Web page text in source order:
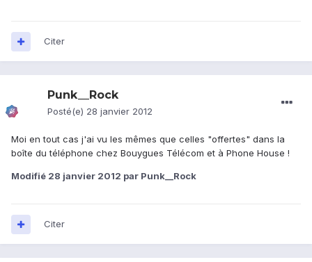
Citer
Punk__Rock
Posté(e) 28 janvier 2012
Moi en tout cas j'ai vu les mêmes que celles "offertes" dans la
boîte du téléphone chez Bouygues Télécom et à Phone House !
Modifié 28 janvier 2012 par Punk__Rock
Citer